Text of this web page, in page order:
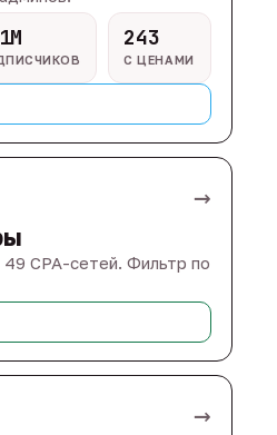
243
С ЦЕНАМИ
→
CPA-сетей. Фильтр по
→